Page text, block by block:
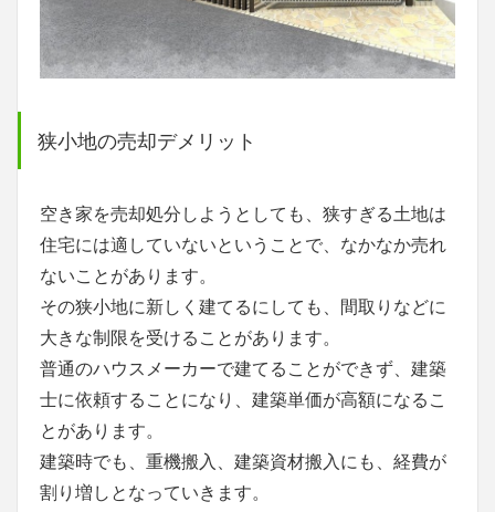
狭小地の売却デメリット
空き家を売却処分しようとしても、狭すぎる土地は
住宅には適していないということで、なかなか売れ
ないことがあります。
その狭小地に新しく建てるにしても、間取りなどに
大きな制限を受けることがあります。
普通のハウスメーカーで建てることができず、建築
士に依頼することになり、建築単価が高額になるこ
とがあります。
建築時でも、重機搬入、建築資材搬入にも、経費が
割り増しとなっていきます。